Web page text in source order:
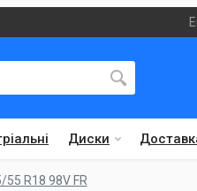
Диски
55 R18 98V FR